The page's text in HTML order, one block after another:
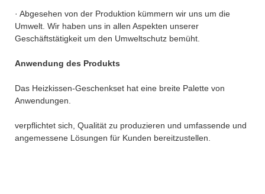
· Abgesehen von der Produktion kümmern wir uns um die
Umwelt. Wir haben uns in allen Aspekten unserer
Geschäftstätigkeit um den Umweltschutz bemüht.
Anwendung des Produkts
Das Heizkissen-Geschenkset hat eine breite Palette von
Anwendungen.
verpflichtet sich, Qualität zu produzieren und umfassende und
angemessene Lösungen für Kunden bereitzustellen.